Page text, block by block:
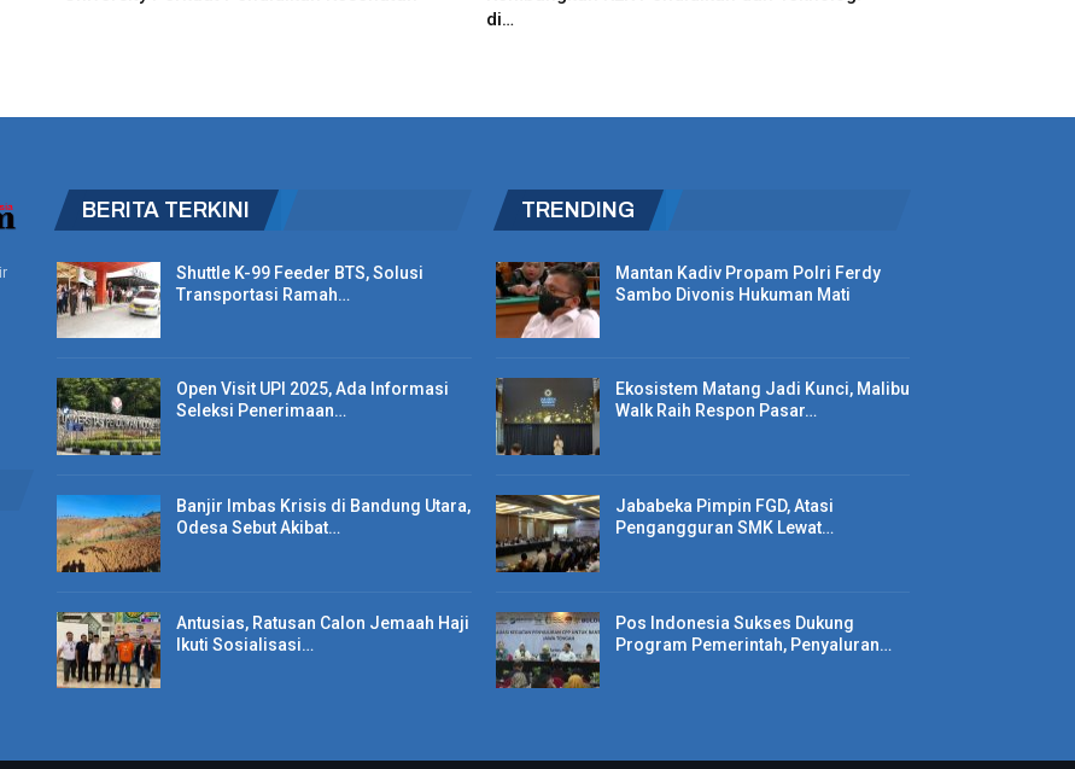
di…
BERITA TERKINI
Shuttle K-99 Feeder BTS, Solusi
Transportasi Ramah…
Open Visit UPI 2025, Ada Informasi
Seleksi Penerimaan…
Banjir Imbas Krisis di Bandung Utara,
Odesa Sebut Akibat…
Antusias, Ratusan Calon Jemaah Haji
Ikuti Sosialisasi…
TRENDING
Mantan Kadiv Propam Polri Ferdy
Sambo Divonis Hukuman Mati
Ekosistem Matang Jadi Kunci, Malibu
Walk Raih Respon Pasar…
Jababeka Pimpin FGD, Atasi
Pengangguran SMK Lewat…
Pos Indonesia Sukses Dukung
Program Pemerintah, Penyaluran…